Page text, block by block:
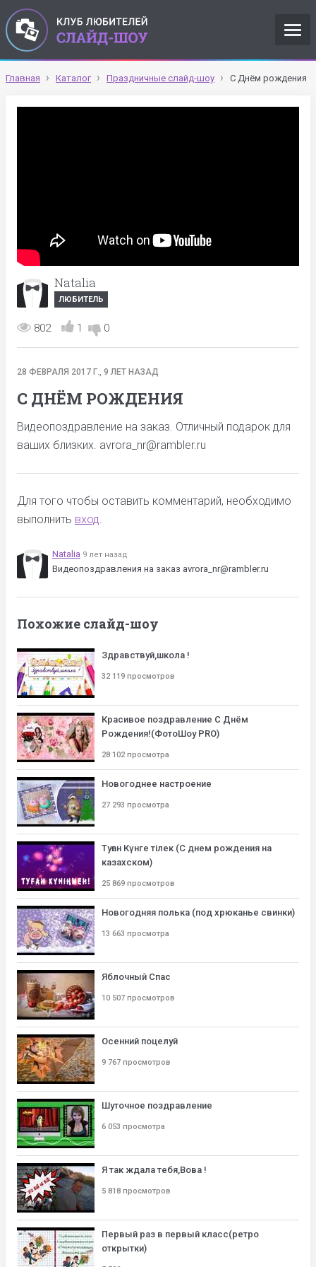
Главная Каталог Праздничные слайд-шоу С Днём рождения
Natalia
ЛЮБИТЕЛЬ
802 1 0
28 ФЕВРАЛЯ 2017 Г., 9 ЛЕТ НАЗАД
С ДНЁМ РОЖДЕНИЯ
Видеопоздравление на заказ. Отличный подарок для
ваших близких. avrora_nr@rambler.ru
Для того чтобы оставить комментарий, необходимо
выполнить вход.
Natalia 9 лет назад
Видеопоздравления на заказ avrora_nr@rambler.ru
Похожие слайд-шоу
Здравствуй,школа !
32 119 просмотров
Красивое поздравление С Днём
Рождения!(ФотоШоу PRO)
28 102 просмотра
Новогоднее настроение
27 293 просмотра
Туған Күнге тілек (С днем рождения на
казахском)
25 869 просмотров
Новогодняя полька (под хрюканье свинки)
13 663 просмотра
Яблочный Спас
10 507 просмотров
Осенний поцелуй
9 767 просмотров
Шуточное поздравление
6 053 просмотра
Я так ждала тебя,Вова !
5 818 просмотров
Первый раз в первый класс(ретро
открытки)